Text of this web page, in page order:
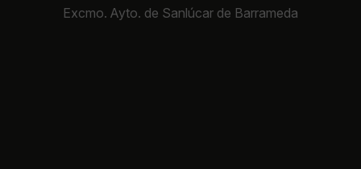
Excmo. Ayto. de Sanlúcar de Barrameda